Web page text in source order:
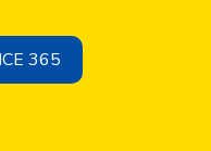
365